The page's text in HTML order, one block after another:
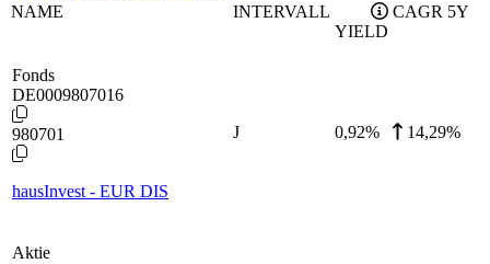
NAME
INTERVALL
YIELD
CAGR 5Y
Fonds
DE0009807016
980701
hausInvest - EUR DIS
J 0,92% 14,29%
Aktie